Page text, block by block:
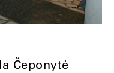
Čeponytė